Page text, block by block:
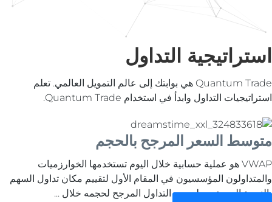
استراتيجية التداول
Quantum Trade هي بوابتك إلى عالم التمويل العالمي. تعلم
استراتيجيات التداول وابدأ في استخدام Quantum Trade.
متوسط السعر المرجح بالحجم
VWAP هو عملية حسابية خلال اليوم تستخدمها الخوارزميات
والمتداولون المؤسسيون في المقام الأول لتقييم مكان تداول السهم
بالنسبة إلى متوسط حجم التداول المرجح لحجمه خلال ...